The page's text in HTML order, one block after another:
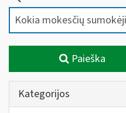
Paieška
Kategorijos